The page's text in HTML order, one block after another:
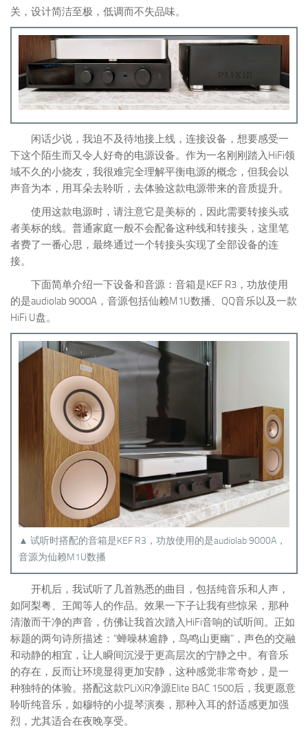
关，设计简洁至极，低调而不失品味。
闲话少说，我迫不及待地接上线，连接设备，想要感受一
下这个陌生而又令人好奇的电源设备。作为一名刚刚踏入HiFi领
域不久的小烧友，我很难完全理解平衡电源的概念，但我会以
声音为本，用耳朵去聆听，去体验这款电源带来的音质提升。
使用这款电源时，请注意它是美标的，因此需要转接头或
者美标的线。普通家庭一般不会配备这种线和转接头，这里笔
者费了一番心思，最终通过一个转接头实现了全部设备的连
接。
下面简单介绍一下设备和音源：音箱是KEF R3，功放使用
的是audiolab 9000A，音源包括仙赖M1U数播、QQ音乐以及一款
HiFi U盘。
▲ 试听时搭配的音箱是KEF R3，功放使用的是audiolab 9000A，
音源为仙赖M1U数播
开机后，我试听了几首熟悉的曲目，包括纯音乐和人声，
如阿梨粤、王闻等人的作品。效果一下子让我有些惊呆，那种
清澈而干净的声音，仿佛让我首次踏入HiFi音响的试听间。正如
标题的两句诗所描述：“蝉噪林逾静，鸟鸣山更幽”，声色的交融
和动静的相宜，让人瞬间沉浸于更高层次的宁静之中。有音乐
的存在，反而让环境显得更加安静，这种感觉非常奇妙，是一
种独特的体验。搭配这款PLiXiR净源Elite BAC 1500后，我更愿意
聆听纯音乐，如穆特的小提琴演奏，那种入耳的舒适感更加强
烈，尤其适合在夜晚享受。